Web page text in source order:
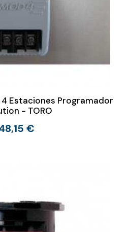
Estaciones Programador
- TORO
€